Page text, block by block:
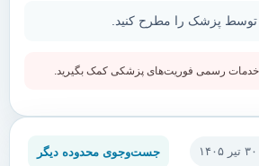
جست‌وجوی محدوده دیگر
توسط پزشک را مطرح کنید.
خدمات رسمی فوریت‌های پزشکی کمک بگیرید.